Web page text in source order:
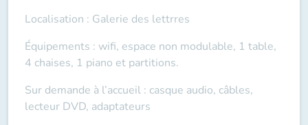
Localisation : Galerie des lettrres
Équipements : wifi, espace non modulable, 1 table,
4 chaises, 1 piano et partitions.
Sur demande à l’accueil : casque audio, câbles,
lecteur DVD, adaptateurs